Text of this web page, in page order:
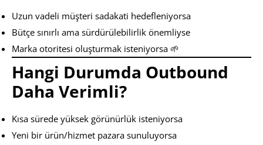
Uzun vadeli müşteri sadakati hedefleniyorsa
Bütçe sınırlı ama sürdürülebilirlik önemliyse
Marka otoritesi oluşturmak isteniyorsa 🌱
Hangi Durumda Outbound
Daha Verimli?
Kısa sürede yüksek görünürlük isteniyorsa
Yeni bir ürün/hizmet pazara sunuluyorsa